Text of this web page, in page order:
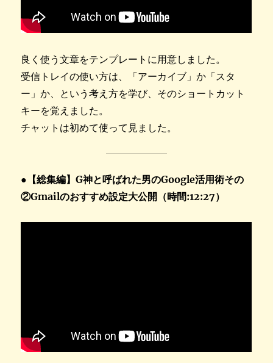
良く使う文章をテンプレートに用意しました。
受信トレイの使い方は、「アーカイブ」か「スタ
ー」か、という考え方を学び、そのショートカット
キーを覚えました。
チャットは初めて使って見ました。
●【総集編】G神と呼ばれた男のGoogle活用術その
②Gmailのおすすめ設定大公開（時間:12:27）